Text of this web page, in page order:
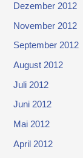
Dezember 2012
November 2012
September 2012
August 2012
Juli 2012
Juni 2012
Mai 2012
April 2012